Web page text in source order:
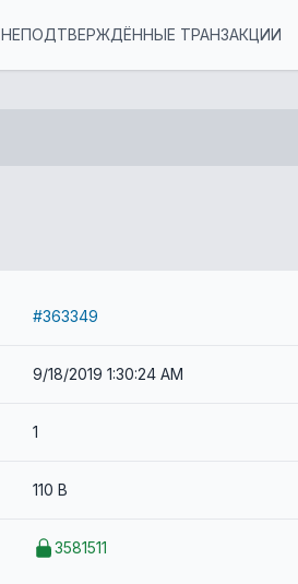
НЕПОДТВЕРЖДЁННЫЕ ТРАНЗАКЦИИ
#363349
9/18/2019 1:30:24 AM
1
110 B
3581511